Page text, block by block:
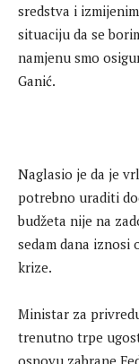
sredstva i
situaciju da se
namjenu smo
Ganić.
Naglasio je da je
potrebno uraditi
budžeta nije na
sedam dana iznosi
krize.
Ministar za
trenutno trpe
osnovu zabrane